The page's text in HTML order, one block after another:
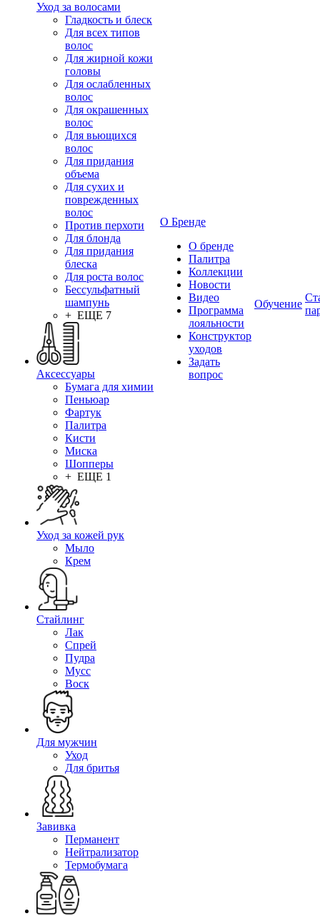
Уход за волосами
Гладкость и блеск
Для всех типов
волос
Для жирной кожи
головы
Для ослабленных
волос
Для окрашенных
волос
Для вьющихся
волос
Для придания
объема
Для сухих и
поврежденных
волос
Против перхоти
Для блонда
Для придания
блеска
Для роста волос
Бессульфатный
шампунь
+ ЕЩЕ 7
Аксессуары
Бумага для химии
Пеньюар
Фартук
Палитра
Кисти
Миска
Шопперы
+ ЕЩЕ 1
Уход за кожей рук
Мыло
Крем
Стайлинг
Лак
Спрей
Пудра
Мусс
Воск
Для мужчин
Уход
Для бритья
Завивка
Перманент
Нейтрализатор
Термобумага
О Бренде
О бренде
Палитра
Коллекции
Новости
Видео
Программа
лояльности
Конструктор
уходов
Задать
вопрос
Обучение